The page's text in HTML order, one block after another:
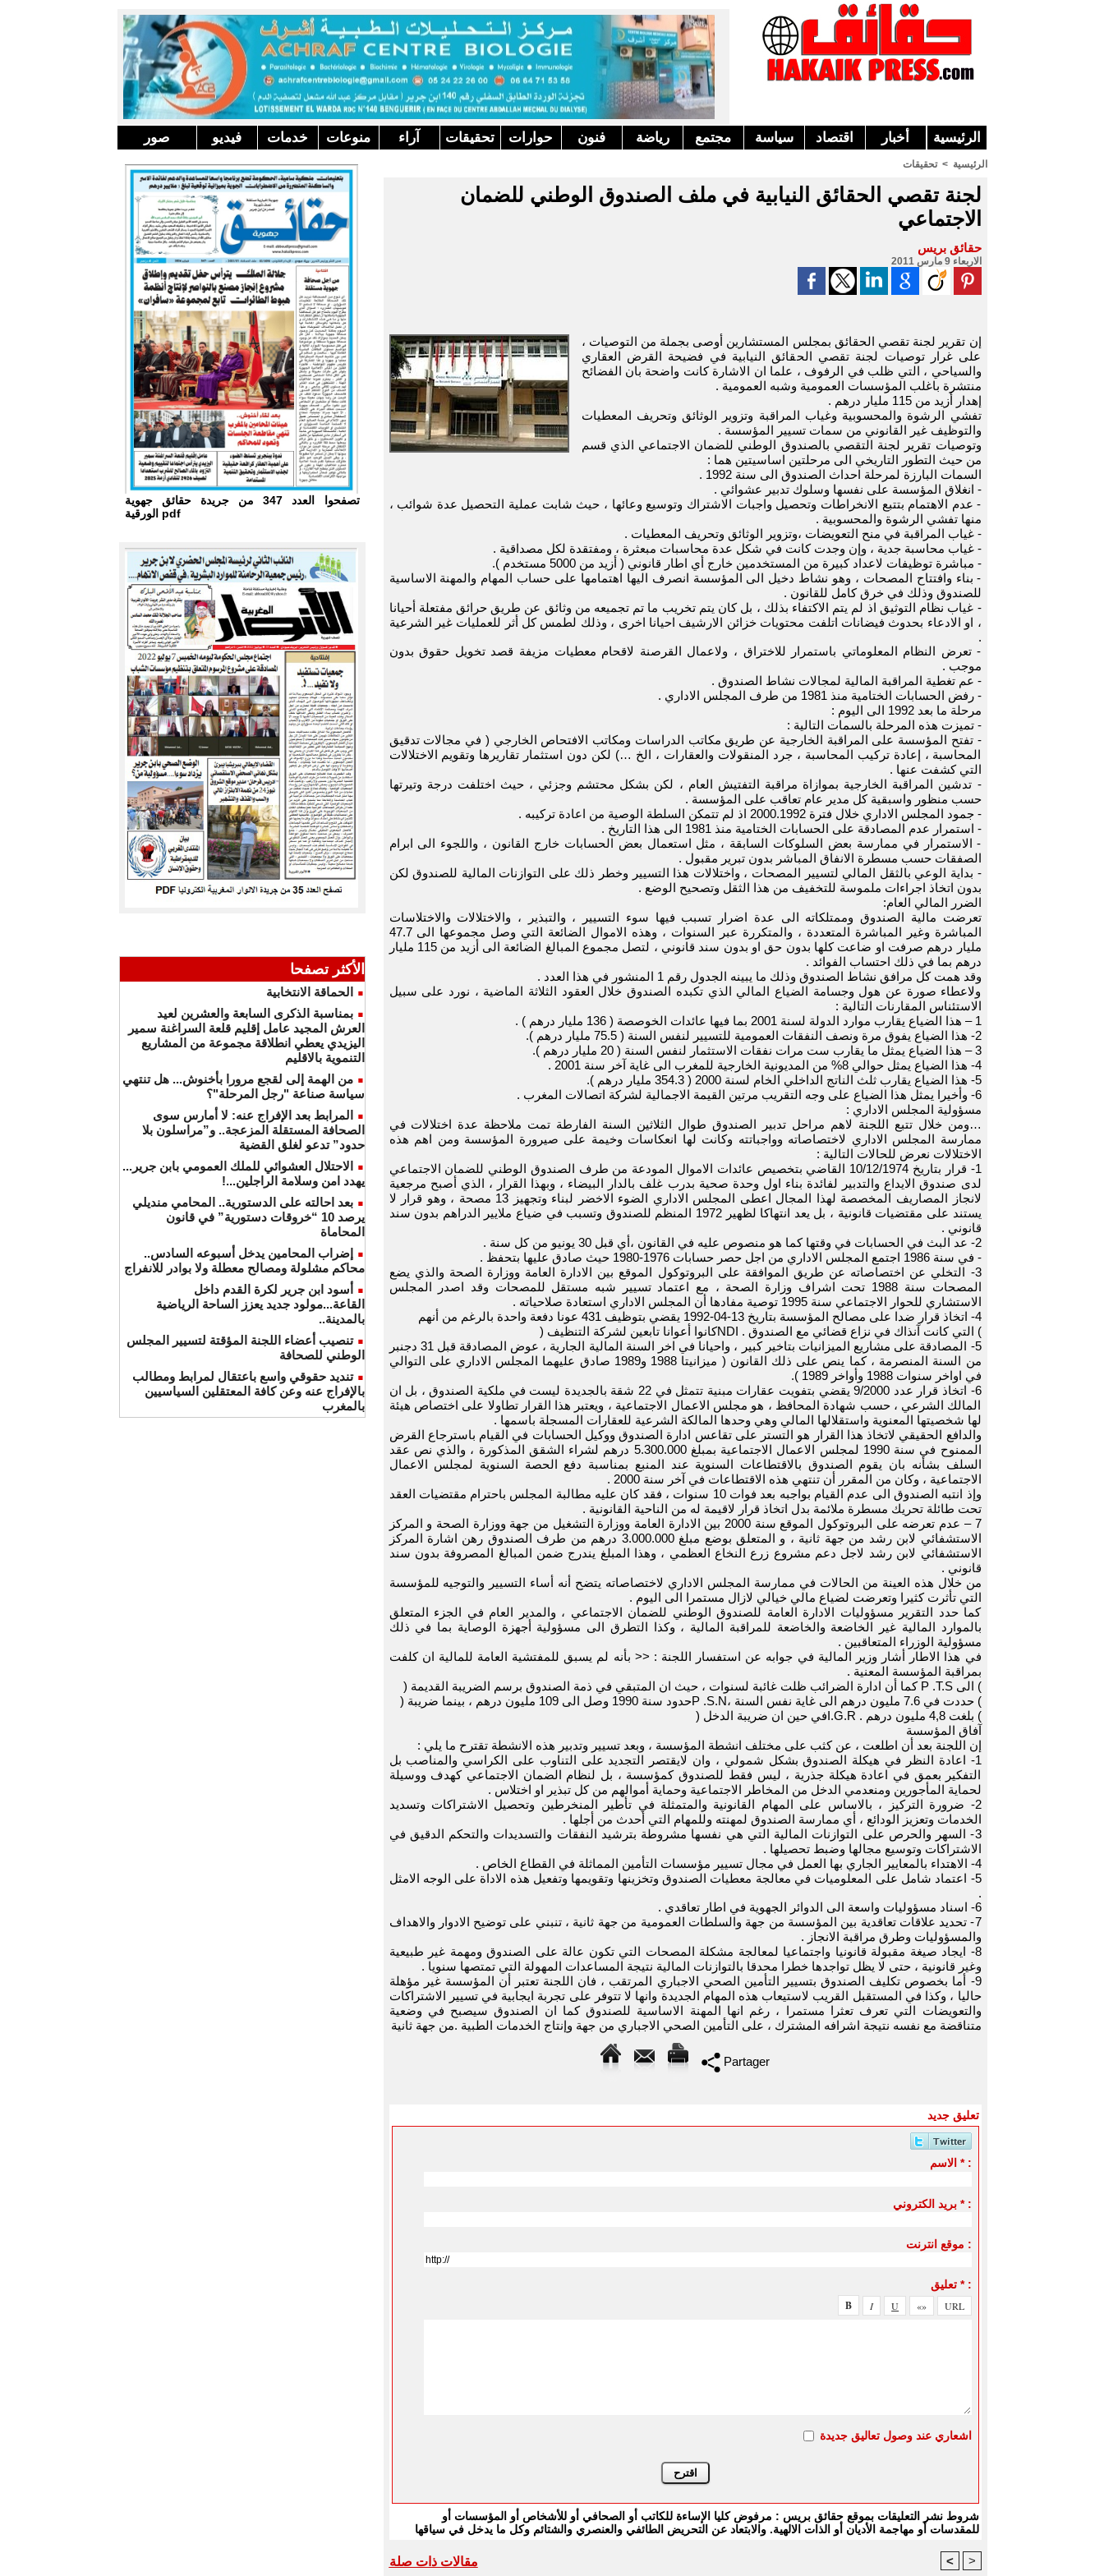
الرئيسية أخبار اقتصاد سياسة مجتمع رياضة فنون حوارات تحقيقات آراء منوعات خدمات فيديو صور
تصفحوا العدد 347 من جريدة حقائق جهوية
الورقية pdf
الأكثر تصفحا
الحماقة الانتخابية
بمناسبة الذكرى السابعة والعشرين لعيد
العرش المجيد عامل إقليم قلعة السراغنة سمير
اليزيدي يعطي انطلاقة مجموعة من المشاريع
التنموية بالاقليم
من الهمة إلى لقجع مرورا بأخنوش... هل تنتهي
سياسة صناعة "رجل المرحلة"؟
المرابط بعد الإفراج عنه: لا أمارس سوى
الصحافة المستقلة المزعجة.. و”مراسلون بلا
حدود” تدعو لغلق القضية
الاحتلال العشوائي للملك العمومي بابن جرير...
يهدد امن وسلامة الراجلين...!
بعد احالته على الدستورية.. المحامي منديلي
يرصد 10 “خروقات دستورية” في قانون
المحاماة
إضراب المحامين يدخل أسبوعه السادس..
محاكم مشلولة ومصالح معطلة ولا بوادر للانفراج
أسود ابن جرير لكرة القدم داخل
القاعة...مولود جديد يعزز الساحة الرياضية
بالمدينة..
تنصيب أعضاء اللجنة المؤقتة لتسيير المجلس
الوطني للصحافة
تنديد حقوقي واسع باعتقال لمرابط ومطالب
بالإفراج عنه وعن كافة المعتقلين السياسيين
بالمغرب
الرئيسية > تحقيقات
لجنة تقصي الحقائق النيابية في ملف الصندوق الوطني للضمان
الاجتماعي
حقائق بريس
الاربعاء 9 مارس 2011
إن تقرير لجنة تقصي الحقائق بمجلس المستشارين أوصى بجملة من التوصيات ،
على غرار توصيات لجنة تقصي الحقائق النيابية في فضيحة القرض العقاري
والسياحي ، التي ظلب في الرفوف ، علما ان الاشارة كانت واضحة بان الفضائح
منتشرة باغلب المؤسسات العمومية وشبه العمومية .
إهدار أزيد من 115 مليار درهم .
تفشي الرشوة والمحسوبية وغياب المراقبة وتزوير الوثائق وتحريف المعطيات
والتوظيف غير القانوني من سمات تسيير المؤسسة .
وتوصيات تقرير لجنة التقصي بالصندوق الوطني للضمان الاجتماعي الذي قسم
من حيث التطور التاريخي الى مرحلتين اساسيتين هما :
السمات البارزة لمرحلة احداث الصندوق الى سنة 1992 .
- انغلاق المؤسسة على نفسها وسلوك تدبير عشوائي .
- عدم الاهتمام بتتبع الانخراطات وتحصيل واجبات الاشتراك وتوسيع وعائها ، حيث شابت عملية التحصيل عدة شوائب ،
منها تفشي الرشوة والمحسوبية .
- غياب المراقبة في منح التعويضات ،وتزوير الوثائق وتحريف المعطيات .
- غياب محاسبة جدية ، وإن وجدت كانت في شكل عدة محاسبات مبعثرة ، ومفتقدة لكل مصداقية .
- مباشرة توظيفات لاعداد كبيرة من المستخدمين خارج أي اطار قانوني ( أزيد من 5000 مستخدم ).
- بناء وافتتاح المصحات ، وهو نشاط دخيل الى المؤسسة انصرف اليها اهتمامها على حساب المهام والمهنة الاساسية
للصندوق وذلك في خرق كامل للقانون .
- غياب نظام التوثيق اذ لم يتم الاكتفاء بذلك ، بل كان يتم تخريب ما تم تجميعه من وثائق عن طريق حرائق مفتعلة أحيانا
، او الادعاء بحدوث فيضانات اتلفت محتويات خزائن الارشيف احيانا اخرى ، وذلك لطمس كل أثر للعمليات غير الشرعية
.
- تعرض النظام المعلوماتي باستمرار للاختراق ، ولاعمال القرصنة لاقحام معطيات مزيفة قصد تخويل حقوق بدون
موجب .
- عم تغطية المراقبة المالية لمجالات نشاط الصندوق .
- رفض الحسابات الختامية منذ 1981 من طرف المجلس الاداري .
مرحلة ما بعد 1992 الى اليوم :
- تميزت هذه المرحلة بالسمات التالية :
- تفتح المؤسسة على المراقبة الخارجية عن طريق مكاتب الدراسات ومكاتب الافتحاص الخارجي ( في مجالات تدقيق
المحاسبة ، إعادة تركيب المحاسبة ، جرد المنقولات والعقارات ، الخ …) لكن دون استثمار تقاريرها وتقويم الاختلالات
التي كشفت عنها .
- تدشين المراقبة الخارجية بموازاة مراقبة التفتيش العام ، لكن بشكل محتشم وجزئي ، حيث اختلفت درجة وتيرتها
حسب منظور واسبقية كل مدير عام تعاقب على المؤسسة .
- جمود المجلس الاداري خلال فترة 2000.1992 اذ لم تتمكن السلطة الوصية من اعادة تركيبه .
- استمرار عدم المصادقة على الحسابات الختامية منذ 1981 الى هذا التاريخ .
- الاستمرار في ممارسة بعض السلوكات السابقة ، مثل استعمال بعض الحسابات خارج القانون ، واللجوء الى ابرام
الصفقات حسب مسطرة الانفاق المباشر بدون تبرير مقبول .
- بداية الوعي بالثقل المالي لتسيير المصحات ، واختلالات هذا التسيير وخطر ذلك على التوازنات المالية للصندوق لكن
بدون اتخاذ اجراءات ملموسة للتخفيف من هذا الثقل وتصحيح الوضع .
الضرر المالي العام:
تعرضت مالية الصندوق وممتلكاته الى عدة اضرار تسبب فيها سوء التسيير ، والتبذير ، والاختلالات والاختلاسات
المباشرة وغير المباشرة المتعددة ، والمتكررة عبر السنوات ، وهذه الاموال الضائعة التي وصل مجموعها الى 47.7
مليار درهم صرفت او ضاعت كلها بدون حق او بدون سند قانوني ، لتصل مجموع المبالغ الضائعة الى أزيد من 115 مليار
درهم بما في ذلك احتساب الفوائد .
وقد همت كل مرافق نشاط الصندوق وذلك ما يبينه الجدول رقم 1 المنشور في هذا العدد .
ولاعطاء صورة عن هول وجسامة الضياع المالي الذي تكبده الصندوق خلال العقود الثلاثة الماضية ، نورد على سبيل
الاستئناس المقارنات التالية :
1 – هذا الضياع يقارب موارد الدولة لسنة 2001 بما فيها عائدات الخوصصة ( 136 مليار درهم ) .
2- هذا الضياع يفوق مرة ونصف النفقات العمومية للتسيير لنفس السنة ( 75.5 مليار درهم ).
3 – هذا الضياع يمثل ما يقارب ست مرات نفقات الاستثمار لنفس السنة ( 20 مليار درهم ).
4- هذا الضياع يمثل حوالي 8% من المديونية الخارجية للمغرب الى غاية آخر سنة 2001 .
5- هذا الضياع يقارب ثلث الناتج الداخلي الخام لسنة 2000 ( 354.3 مليار درهم ).
6- وأخيرا يمثل هذا الضياع على وجه التقريب مرتين القيمة الاجمالية لشركة اتصالات المغرب .
مسؤولية المجلس الاداري :
…ومن خلال تتبع اللجنة لاهم مراحل تدبير الصندوق طوال الثلاثين السنة الفارطة تمت ملاحظة عدة اختلالات في
ممارسة المجلس الاداري لاختصاصاته وواجباتته وكانت لها انعكاسات وخيمة على صيرورة المؤسسة ومن اهم هذه
الاختلالات نعرض للحالات التالية :
1- قرار بتاريخ 10/12/1974 القاضي بتخصيص عائدات الاموال المودعة من طرف الصندوق الوطني للضمان الاجتماعي
لدى صندوق الايداع والتدبير لفائدة بناء اول وحدة صحية بدرب غلف بالدار البيضاء ، وبهذا القرار ، الذي أصبح مرجعية
لانجاز المصاريف المخصصة لهذا المجال اعطى المجلس الاداري الضوء الاخضر لبناء وتجهيز 13 مصحة ، وهو قرار لا
يستند على مقتضيات قانونية ، بل يعد انتهاكا لظهير 1972 المنظم للصندوق وتسبب في ضياع ملايير الدراهم بدون سند
قانوني .
2- عد البث في الحسابات في وقتها كما هو منصوص عليه في القانون ،أي قبل 30 يونيو من كل سنة .
- في سنة 1986 اجتمع المجلس الاداري من اجل حصر حسابات 1976-1980 حيث صادق عليها بتحفظ .
3- التخلي عن اختصاصاته عن طريق الموافقة على البروتوكول الموقع بين الادارة العامة ووزارة الصحة والذي يضع
المصحات سنة 1988 تحت اشراف وزارة الصحة ، مع اعتماد تسيير شبه مستقل للمصحات وقد اصدر المجلس
الاستشاري للحوار الاجتماعي سنة 1995 توصية مفادها أن المجلس الاداري استعادة صلاحياته .
4- اتخاذ قرار ضدا على مصالح المؤسسة بتاريخ 13-04-1992 يقضي بتوظيف 431 عونا دفعة واحدة بالرغم من أنهم
) التي كانت آنذاك في نزاع قضائي مع الصندوق . NDIكانوا أعوانا تابعين لشركة التنظيف (
5- المصادقة على مشاريع الميزانيات بتاخير كبير ، واحيانا في اخر السنة المالية الجارية ، عوض المصادقة قبل 31 دجنبر
من السنة المنصرمة ، كما ينص على ذلك القانون ( ميزانيتا 1988 و1989 صادق عليهما المجلس الاداري على التوالي
في اواخر سنوات 1988 وأواخر 1989 ).
6- اتخاذ قرار عدد 9/2000 يقضي بتفويت عقارات مبنية تتمثل في 22 شقة بالجديدة ليست في ملكية الصندوق ، بل ان
المالك الشرعي ، حسب شهادة المحافظ ، هو مجلس الاعمال الاجتماعية ، ويعتبر هذا القرار تطاولا على اختصاص هيئة
لها شخصيتها المعنوية واستقلالها المالي وهي وحدها المالكة الشرعية للعقارات المسجلة باسمها .
والدافع الحقيقي لاتخاذ هذا القرار هو التستر على تقاعس ادارة الصندوق ووكيل الحسابات في القيام باسترجاع القرض
الممنوح في سنة 1990 لمجلس الاعمال الاجتماعية بمبلغ 5.300.000 درهم لشراء الشقق المذكورة ، والذي نص عقد
السلف بشأنه بان يقوم الصندوق بالاقتطاعات السنوية عند المنبع بمناسبة دفع الحصة السنوية لمجلس الاعمال
الاجتماعية ، وكان من المقرر أن تنتهي هذه الاقتطاعات في آخر سنة 2000 .
وإذ انتبه الصندوق الى عدم القيام بواجبه بعد فوات 10 سنوات ، فقد كان عليه مطالبة المجلس باحترام مقتضيات العقد
تحت طائلة تحريك مسطرة ملائمة بدل اتخاذ قرار لاقيمة له من الناحية القانونية .
7 – عدم تعرضه على البروتوكول الموقع سنة 2000 بين الادارة العامة ووزارة التشغيل من جهة ووزارة الصحة و المركز
الاستشفائي لابن رشد من جهة ثانية ، و المتعلق بوضع مبلغ 3.000.000 درهم من طرف الصندوق رهن اشارة المركز
الاستشفائي لابن رشد لاجل دعم مشروع زرع النخاع العظمي ، وهذا المبلغ يندرج ضمن المبالغ المصروفة بدون سند
قانوني .
من خلال هذه العينة من الحالات في ممارسة المجلس الاداري لاختصاصاته يتضح أنه أساء التسيير والتوجيه للمؤسسة
التي تأثرت كثيرا وتعرضت لضياع مالي خيالي لازال مستمرا الى اليوم .
كما حدد التقرير مسؤوليات الادارة العامة للصندوق الوطني للضمان الاجتماعي ، والمدير العام في الجزء المتعلق
بالموارد المالية غير الخاضعة والخاضعة للمراقبة المالية ، وكذا التطرق الى مسؤولية أجهزة الوصاية بما في ذلك
مسؤولية الوزراء المتعاقبين .
في هذا الاطار أشار وزير المالية في جوابه عن استفسار اللجنة : << بأنه لم يسبق للمفتشية العامة للمالية ان كلفت
بمراقبة المؤسسة المعنية .
) الى P .T.S كما أن ادارة الضرائب ظلت غائبة لسنوات ، حيث ان المتبقي في ذمة الصندوق برسم الضريبة القديمة (
) حددت في 7.6 مليون درهم الى غاية نفس السنة ،P .S.Nحدود سنة 1990 وصل الى 109 مليون درهم ، بينما ضريبة (
) بلغت 4,8 مليون درهم . I.G.Rفي حين ان ضريبة الدخل (
آفاق المؤسسة
إن اللجنة بعد أن اطلعت ، عن كثب على مختلف انشطة المؤسسة ، وبعد تسيير وتدبير هذه الانشطة تقترح ما يلي :
1- اعادة النظر في هيكلة الصندوق بشكل شمولي ، وان لايقتصر التجديد على التناوب على الكراسي والمناصب بل
التفكير بعمق في اعادة هيكلة جذرية ، ليس فقط للصندوق كمؤسسة ، بل لنظام الضمان الاجتماعي كهدف ووسيلة
لحماية المأجورين ومنعدمي الدخل من المخاطر الاجتماعية وحماية أموالهم من كل تبذير او اختلاس .
2- ضرورة التركيز ، بالاساس على المهام القانونية والمتمثلة في تأطير المنخرطين وتحصيل الاشتراكات وتسديد
الخدمات وتعزيز الودائع ، أي ممارسة الصندوق لمهنته وللمهام التي أحدث من أجلها .
3- السهر والحرص على التوازنات المالية التي هي نفسها مشروطة بترشيد النفقات والتسديدات والتحكم الدقيق في
الاشتراكات وتوسيع مجالها وضبط تحصيلها .
4- الاهتداء بالمعايير الجاري بها العمل في مجال تسيير مؤسسات التأمين المماثلة في القطاع الخاص .
5- اعتماد شامل على المعلوميات في معالجة معطيات الصندوق وتخزينها وتقويمها وتفعيل هذه الاداة على الوجه الامثل
.
6- اسناد مسؤوليات واسعة الى الدوائر الجهوية في اطار تعاقدي .
7- تحديد علاقات تعاقدية بين المؤسسة من جهة والسلطات العمومية من جهة ثانية ، تنبني على توضيح الادوار والاهداف
والمسؤوليات وطرق مراقبة الانجاز .
8- ايجاد صيغة مقبولة قانونيا واجتماعيا لمعالجة مشكلة المصحات التي تكون عالة على الصندوق ومهمة غير طبيعية
وغير قانونية ، حتى لا يظل تواجدها خطرا محدقا بالتوازنات المالية نتيجة المساعدات المهولة التي تمتصها سنويا .
9- أما بخصوص تكليف الصندوق بتسيير التأمين الصحي الاجباري المرتقب ، فان اللجنة تعتبر أن المؤسسة غير مؤهلة
حاليا ، وكذا في المستقبل القريب لاستيعاب هذه المهام الجديدة وانها لا تتوفر على تجربة ايجابية في تسيير الاشتراكات
والتعويضات التي تعرف تعثرا مستمرا ، رغم انها المهنة الاساسية للصندوق كما ان الصندوق سيصبح في وضعية
متناقضة مع نفسه نتيجة اشرافه المشترك ، على التأمين الصحي الاجباري من جهة وإنتاج الخدمات الطبية .من جهة ثانية
Partager
تعليق جديد
الاسم * :
بريد الكتروني * :
موقع انترنت :
تعليق * :
اشعاري عند وصول تعاليق جديدة
شروط نشر التعليقات بموقع حقائق بريس : مرفوض كليا الإساءة للكاتب أو الصحافي أو للأشخاص أو المؤسسات أو
للمقدسات أو مهاجمة الأديان أو الذات الالهية. والابتعاد عن التحريض الطائفي والعنصري والشتائم وكل ما يدخل في سياقها
مقالات ذات صلة < >